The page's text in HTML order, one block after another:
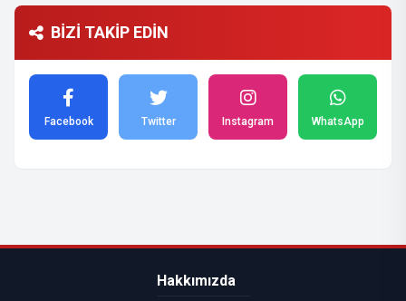
BİZİ TAKİP EDİN
Facebook Twitter Instagram WhatsApp
Hakkımızda